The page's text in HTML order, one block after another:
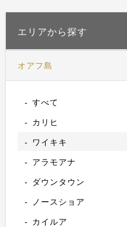
エリアから探す
オアフ島
すべて
カリヒ
ワイキキ
アラモアナ
ダウンタウン
ノースショア
カイルア